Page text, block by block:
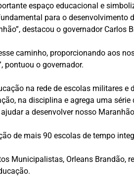
espaço educacional e
para o
destacou o governador Carlos
caminho, proporcionando aos
pontuou o governador.
na rede de escolas militares
na disciplina e agrega uma
a desenvolver nosso
de mais 90 escolas de tempo
Municipalistas, Orleans